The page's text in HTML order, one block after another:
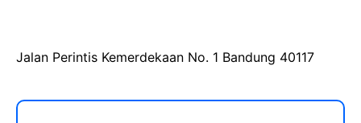
Jalan Perintis Kemerdekaan No. 1 Bandung 40117